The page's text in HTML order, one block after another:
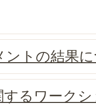
ントの結果
るワーク